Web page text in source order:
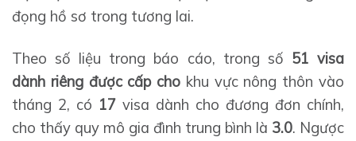
đọng hồ sơ trong tương lai.
Theo số liệu trong báo cáo, trong số 51 visa
dành riêng được cấp cho khu vực nông thôn vào
tháng 2, có 17 visa dành cho đương đơn chính,
cho thấy quy mô gia đình trung bình là 3.0. Ngược